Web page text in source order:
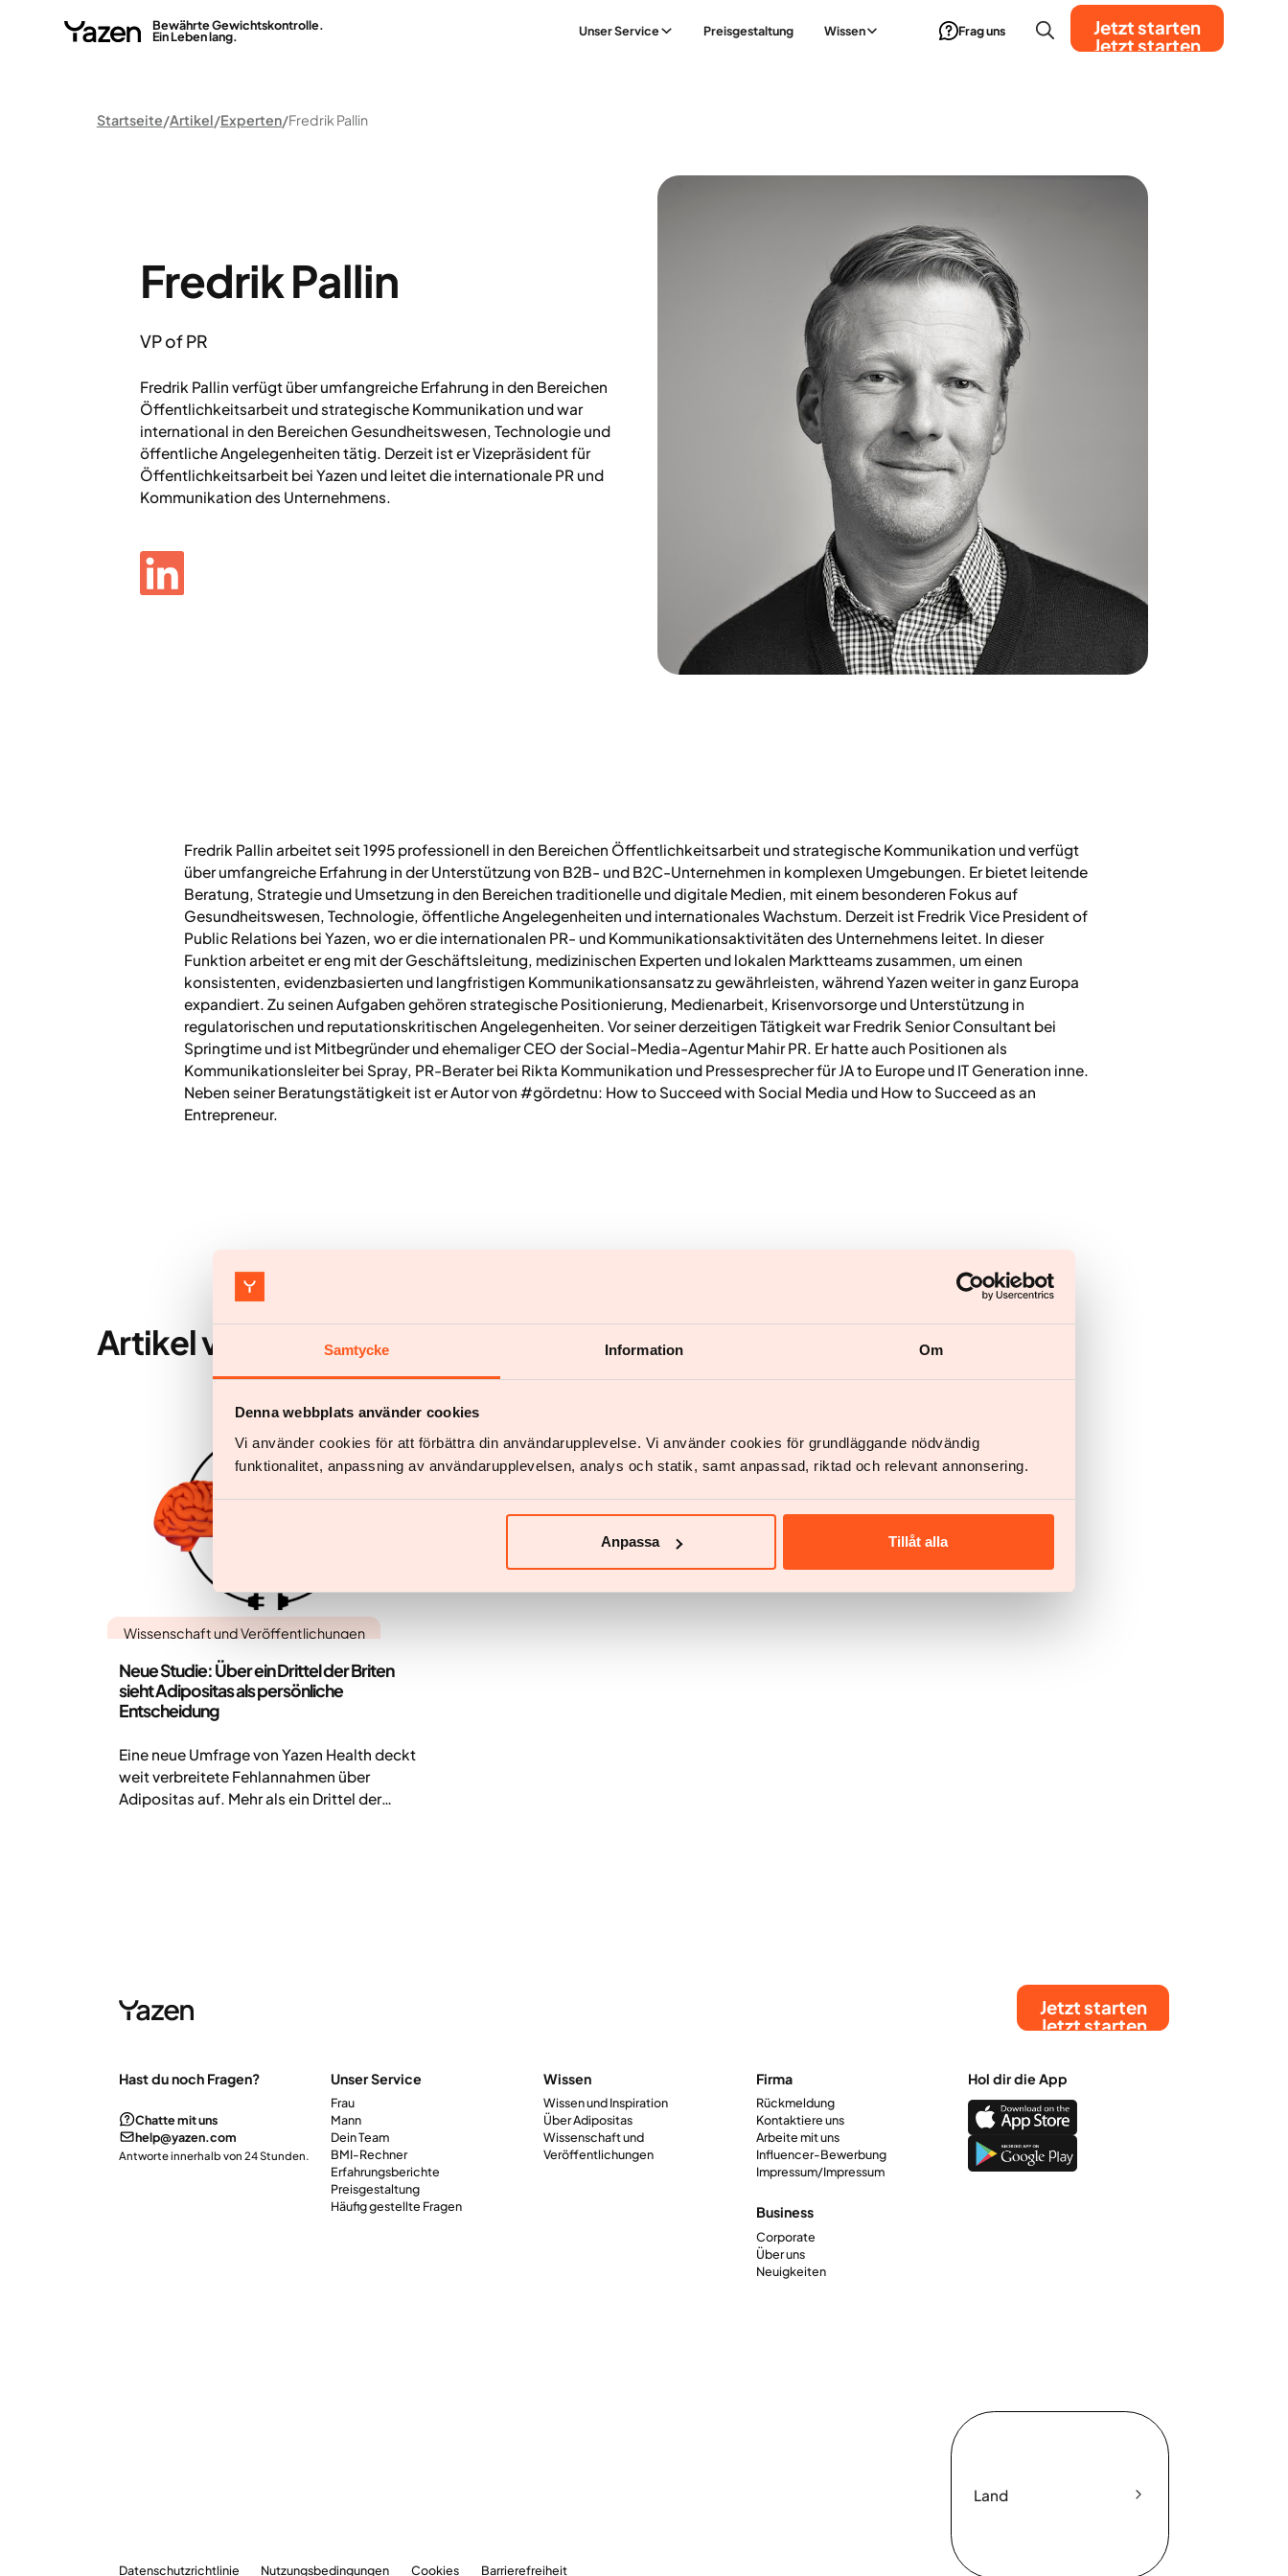
Samtycke Information Om
Denna webbplats använder cookies
Vi använder cookies för att förbättra din användarupplevelse. Vi använder cookies för grundläggande nödvändig
funktionalitet, anpassning av användarupplevelsen, analys och statik, samt anpassad, riktad och relevant annonsering.
Anpassa Tillåt alla
Bewährte Gewichtskontrolle.
Ein Leben lang. Unser Service Preisgestaltung Wissen Frag uns
Jetzt starten
Jetzt starten
Startseite Artikel Experten Fredrik Pallin
Fredrik Pallin
VP of PR
Fredrik Pallin verfügt über umfangreiche Erfahrung in den Bereichen
Öffentlichkeitsarbeit und strategische Kommunikation und war
international in den Bereichen Gesundheitswesen, Technologie und
öffentliche Angelegenheiten tätig. Derzeit ist er Vizepräsident für
Öffentlichkeitsarbeit bei Yazen und leitet die internationale PR und
Kommunikation des Unternehmens.
Fredrik Pallin arbeitet seit 1995 professionell in den Bereichen Öffentlichkeitsarbeit und strategische Kommunikation und verfügt
über umfangreiche Erfahrung in der Unterstützung von B2B- und B2C-Unternehmen in komplexen Umgebungen. Er bietet leitende
Beratung, Strategie und Umsetzung in den Bereichen traditionelle und digitale Medien, mit einem besonderen Fokus auf
Gesundheitswesen, Technologie, öffentliche Angelegenheiten und internationales Wachstum. Derzeit ist Fredrik Vice President of
Public Relations bei Yazen, wo er die internationalen PR- und Kommunikationsaktivitäten des Unternehmens leitet. In dieser
Funktion arbeitet er eng mit der Geschäftsleitung, medizinischen Experten und lokalen Marktteams zusammen, um einen
konsistenten, evidenzbasierten und langfristigen Kommunikationsansatz zu gewährleisten, während Yazen weiter in ganz Europa
expandiert. Zu seinen Aufgaben gehören strategische Positionierung, Medienarbeit, Krisenvorsorge und Unterstützung in
regulatorischen und reputationskritischen Angelegenheiten. Vor seiner derzeitigen Tätigkeit war Fredrik Senior Consultant bei
Springtime und ist Mitbegründer und ehemaliger CEO der Social-Media-Agentur Mahir PR. Er hatte auch Positionen als
Kommunikationsleiter bei Spray, PR-Berater bei Rikta Kommunikation und Pressesprecher für JA to Europe und IT Generation inne.
Neben seiner Beratungstätigkeit ist er Autor von #gördetnu: How to Succeed with Social Media und How to Succeed as an
Entrepreneur.
Artikel von Fredrik Pallin
Wissenschaft und Veröffentlichungen
Neue Studie: Über ein Drittel der Briten
sieht Adipositas als persönliche
Entscheidung
Eine neue Umfrage von Yazen Health deckt
weit verbreitete Fehlannahmen über
Adipositas auf. Mehr als ein Drittel der
Jetzt starten
Jetzt starten
Hast du noch Fragen?
Chatte mit uns
help@yazen.com
Antworte innerhalb von 24 Stunden.
Unser Service
Frau
Mann
Dein Team
BMI-Rechner
Erfahrungsberichte
Preisgestaltung
Häufig gestellte Fragen
Wissen
Wissen und Inspiration
Über Adipositas
Wissenschaft und
Veröffentlichungen
Firma
Rückmeldung
Kontaktiere uns
Arbeite mit uns
Influencer-Bewerbung
Impressum/Impressum
Business
Corporate
Über uns
Neuigkeiten
Hol dir die App
Datenschutzrichtlinie Nutzungsbedingungen Cookies Barrierefreiheit
Land